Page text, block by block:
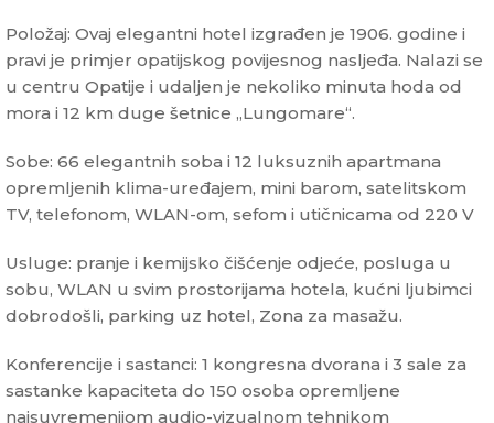
Položaj: Ovaj elegantni hotel izgrađen je 1906. godine i
pravi je primjer opatijskog povijesnog nasljeđa. Nalazi se
u centru Opatije i udaljen je nekoliko minuta hoda od
mora i 12 km duge šetnice „Lungomare“.
Sobe: 66 elegantnih soba i 12 luksuznih apartmana
opremljenih klima-uređajem, mini barom, satelitskom
TV, telefonom, WLAN-om, sefom i utičnicama od 220 V
Usluge: pranje i kemijsko čišćenje odjeće, posluga u
sobu, WLAN u svim prostorijama hotela, kućni ljubimci
dobrodošli, parking uz hotel, Zona za masažu.
Konferencije i sastanci: 1 kongresna dvorana i 3 sale za
sastanke kapaciteta do 150 osoba opremljene
najsuvremenijom audio-vizualnom tehnikom